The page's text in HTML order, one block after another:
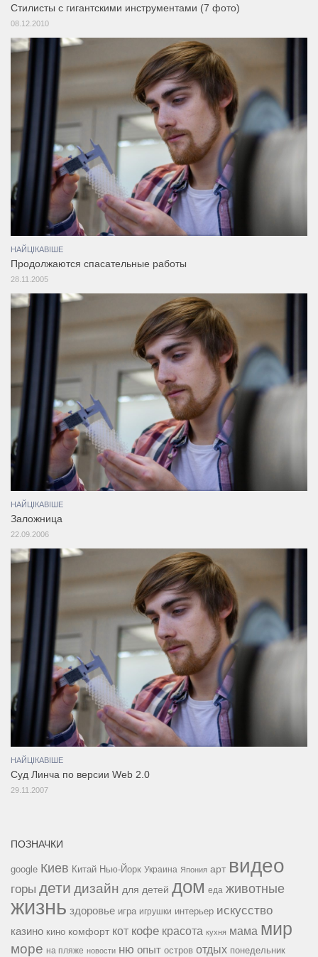
Стилисты с гигантскими инструментами (7 фото)
08.12.2010
НАЙЦІКАВІШЕ
Продолжаются спасательные работы
28.11.2005
НАЙЦІКАВІШЕ
Заложница
22.09.2006
НАЙЦІКАВІШЕ
Суд Линча по версии Web 2.0
29.11.2007
ПОЗНАЧКИ
google Киев Китай Нью-Йорк Украина Япония арт видео
горы дети дизайн для детей дом еда животные
жизнь здоровье игра игрушки интерьер искусство
казино кино комфорт кот кофе красота кухня мама мир
море на пляже новости ню опыт остров отдых понедельник